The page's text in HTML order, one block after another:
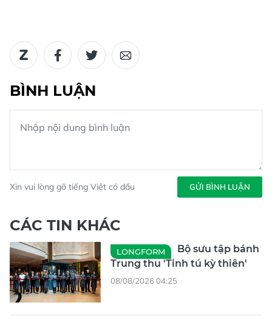
BÌNH LUẬN
Xin vui lòng gõ tiếng Việt có dấu GỬI BÌNH LUẬN
CÁC TIN KHÁC
LONGFORM
Bộ sưu tập bánh
Trung thu 'Tinh tú kỳ thiên'
08/08/2026 04:25